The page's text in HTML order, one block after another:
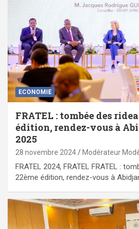
ECONOMIE
FRATEL : tombée des
édition, rendez-vous à
2025
28 novembre 2024 Modérateur
FRATEL 2024, FRATEL FRATEL :
22ème édition, rendez-vous à